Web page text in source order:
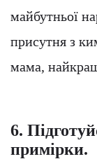
майбутньої
присутня з
мама,
6.
примірки.